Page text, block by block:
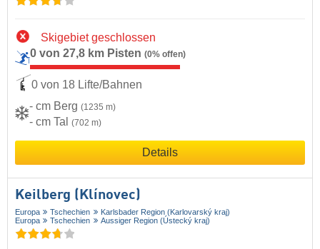
Skigebiet geschlossen
0 von 27,8 km Pisten (0% offen)
0 von 18 Lifte/Bahnen
- cm Berg (1235 m)
- cm Tal (702 m)
Details
Keilberg (Klínovec)
Europa Tschechien
Karlsbader Region (Karlovarský kraj)
Europa
Tschechien Aussiger Region (Ústecký kraj)